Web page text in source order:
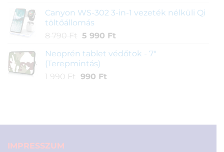
was:
3
590 Ft.
is:
590 Ft.
Canyon WS-302 3-in-1 vezeték nélküli Qi
töltőállomás
8 790 Ft
Original
was:
8
790 Ft.
5 990 FtCurrent
is:
Neoprén tablet védőtok - 7"
(Terepmintás)
1 990 Ft
Original
990 FtCurrent
IMPRESSZUM